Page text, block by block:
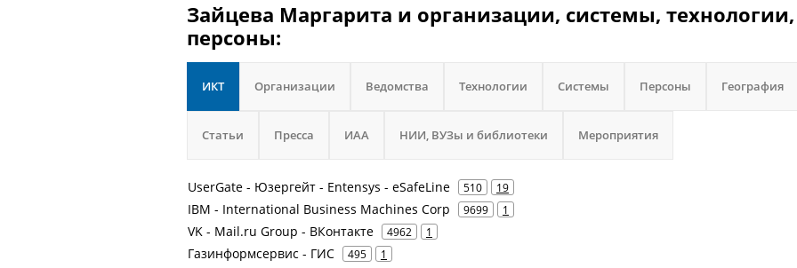
Зайцева Маргарита и организации, системы, технологии,
персоны:
ИКТ Организации Ведомства Технологии Системы Персоны География
Статьи Пресса ИАА НИИ, ВУЗы и библиотеки Мероприятия
UserGate - Юзергейт - Entensys - eSafeLine 510 19
IBM - International Business Machines Corp 9699 1
VK - Mail.ru Group - ВКонтакте 4962 1
Газинформсервис - ГИС 495 1